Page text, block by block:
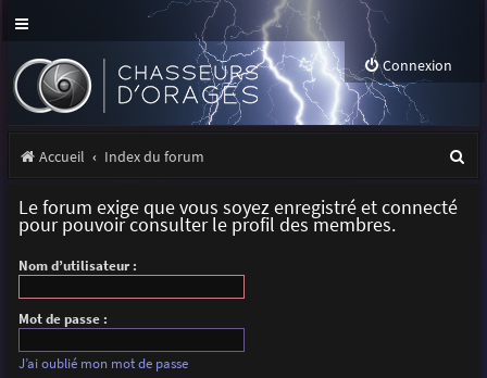
Connexion
Accueil Index du forum
Le forum exige que vous soyez enregistré et connecté
pour pouvoir consulter le profil des membres.
Nom d’utilisateur :
Mot de passe :
J’ai oublié mon mot de passe